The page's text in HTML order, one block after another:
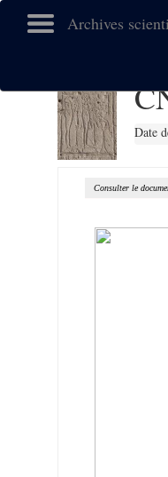
Archives
Date
Consulter le